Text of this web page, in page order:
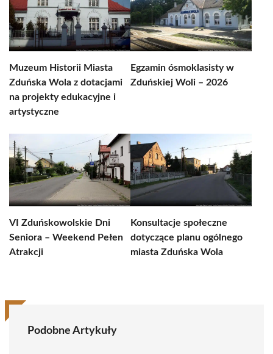
Muzeum Historii Miasta
Zduńska Wola z dotacjami
na projekty edukacyjne i
artystyczne
Egzamin ósmoklasisty w
Zduńskiej Woli – 2026
VI Zduńskowolskie Dni
Seniora – Weekend Pełen
Atrakcji
Konsultacje społeczne
dotyczące planu ogólnego
miasta Zduńska Wola
Podobne Artykuły